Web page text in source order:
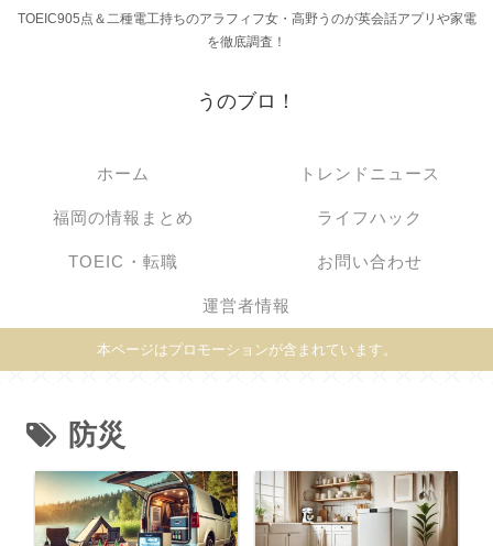
TOEIC905点＆二種電工持ちのアラフィフ女・高野うのが英会話アプリや家電
を徹底調査！
うのブロ！
ホーム トレンドニュース
福岡の情報まとめ ライフハック
TOEIC・転職 お問い合わせ
運営者情報
本ページはプロモーションが含まれています。
防災